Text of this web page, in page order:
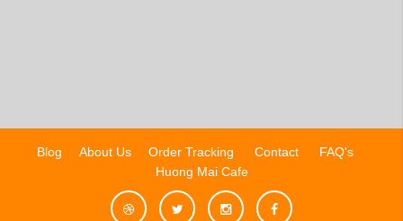
Blog About Us Order Tracking Contact
FAQ's
Huong Mai Cafe